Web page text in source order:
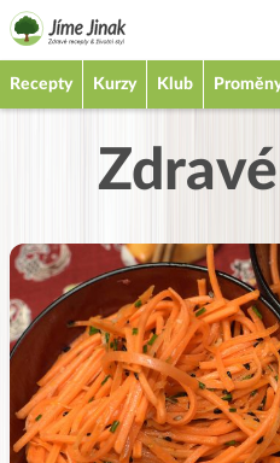
Recepty Kurzy Klub